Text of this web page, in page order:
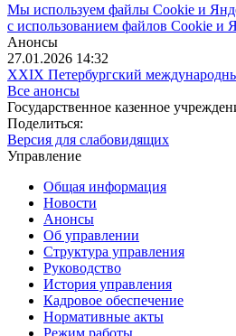
Мы используем файлы Cookie и
с использованием файлов Cookie и
Анонсы
27.01.2026 14:32
XXIX Петербургский
Все анонсы
Государственное казенное
Поделиться:
Версия для слабовидящих
Управление
Общая информация
Новости
Анонсы
Об управлении
Структура управления
Руководство
История управления
Кадровое обеспечение
Нормативные акты
Режим работы